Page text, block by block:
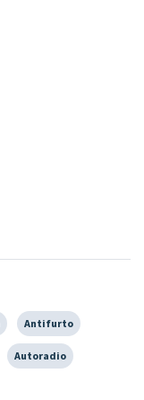
Antifurto
Autoradio